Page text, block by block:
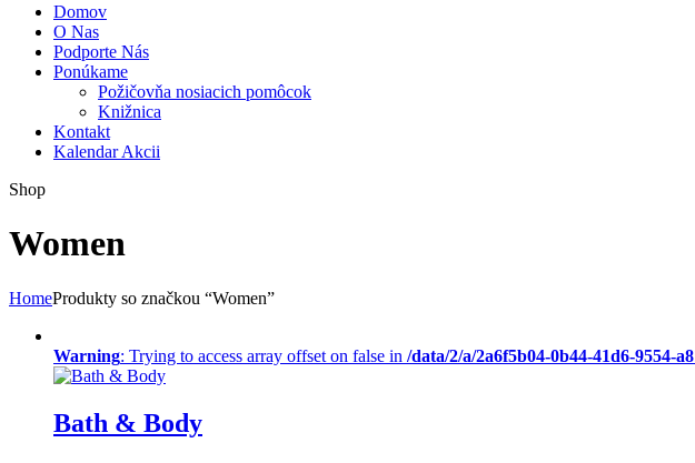
Domov
O Nas
Podporte Nás
Ponúkame
Požičovňa nosiacich pomôcok
Knižnica
Kontakt
Kalendar Akcii
Shop
Women
HomeProdukty so značkou “Women”
Warning: Trying to access array offset on false in /data/2/a/2a6f5b04-0b44-41d6-9554-
Bath & Body